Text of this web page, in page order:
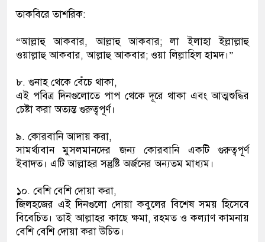
তাকবিরে তাশরিক:
“আল্লাহু আকবার, আল্লাহু আকবার; লা ইলাহা ইল্লাল্লাহু
ওয়াল্লাহু আকবার, আল্লাহু আকবার; ওয়া লিল্লাহিল হামদ।”
৮. গুনাহ থেকে বেঁচে থাকা,
এই পবিত্র দিনগুলোতে পাপ থেকে দূরে থাকা এবং আত্মশুদ্ধির
চেষ্টা করা অত্যন্ত গুরুত্বপূর্ণ।
৯. কোরবানি আদায় করা,
সামর্থ্যবান মুসলমানদের জন্য কোরবানি একটি গুরুত্বপূর্ণ
ইবাদত। এটি আল্লাহর সন্তুষ্টি অর্জনের অন্যতম মাধ্যম।
১০. বেশি বেশি দোয়া করা,
জিলহজের এই দিনগুলো দোয়া কবুলের বিশেষ সময় হিসেবে
বিবেচিত। তাই আল্লাহর কাছে ক্ষমা, রহমত ও কল্যাণ কামনায়
বেশি বেশি দোয়া করা উচিত।